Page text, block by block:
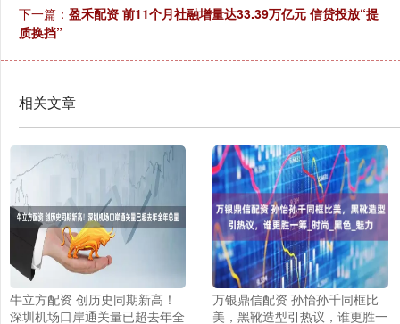
下一篇： 盈禾配资 前11个月社融增量达33.39万亿元 信贷投放“提
质换挡”
相关文章
牛立方配资 创历史同期新高！
深圳机场口岸通关量已超去年全
万银鼎信配资 孙怡孙千同框比
美，黑靴造型引热议，谁更胜一